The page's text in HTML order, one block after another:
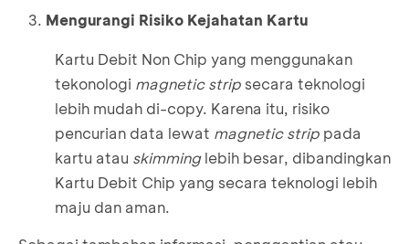
Mengurangi Risiko Kejahatan Kartu
Kartu Debit Non Chip yang menggunakan
tekonologi magnetic strip secara teknologi
lebih mudah di-copy. Karena itu, risiko
pencurian data lewat magnetic strip pada
kartu atau skimminglebih besar, dibandingkan
Kartu Debit Chip yang secara teknologi lebih
maju dan aman.